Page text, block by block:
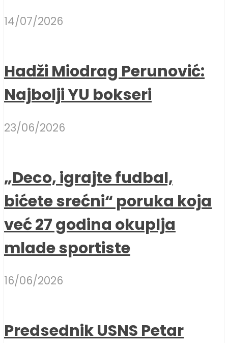
14/07/2026
Hadži Miodrag Perunović:
Najbolji YU bokseri
23/06/2026
„Deco, igrajte fudbal,
bićete srećni“ poruka koja
već 27 godina okuplja
mlade sportiste
16/06/2026
Predsednik USNS Petar